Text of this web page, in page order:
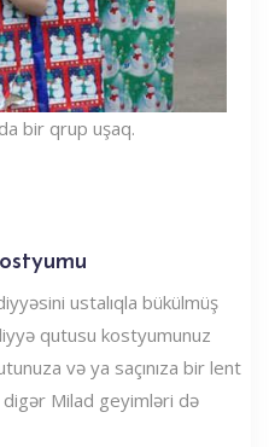
bir qrup uşaq.
ustalıqla bükülmüş
qutusu kostyumunuz
və ya saçınıza bir lent
digər Milad geyimləri də